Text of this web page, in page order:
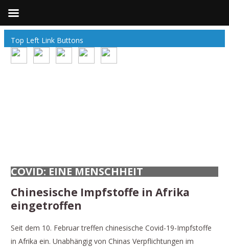
Top Left Link Buttons
COVID: EINE MENSCHHEIT
Chinesische Impfstoffe in Afrika
eingetroffen
Seit dem 10. Februar treffen chinesische Covid-19-Impfstoffe
in Afrika ein. Unabhängig von Chinas Verpflichtungen im